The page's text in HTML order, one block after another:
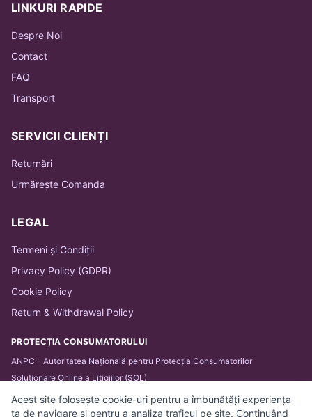
LINKURI RAPIDE
Despre Noi
Contact
FAQ
Transport
SERVICII CLIENȚI
Returnări
Urmărește Comanda
LEGAL
Termeni și Condiții
Privacy Policy (GDPR)
Cookie Policy
Return & Withdrawal Policy
PROTECȚIA CONSUMATORULUI
ANPC - Autoritatea Națională pentru Protecția Consumatorilor
Soluționare Online a Litigiilor (SOL)
Acest site folosește cookie-uri pentru a îmbunătăți experiența
ta de navigare și pentru a analiza traficul pe site. Continuând